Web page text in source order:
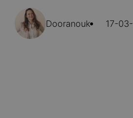
Dooranouk 17-